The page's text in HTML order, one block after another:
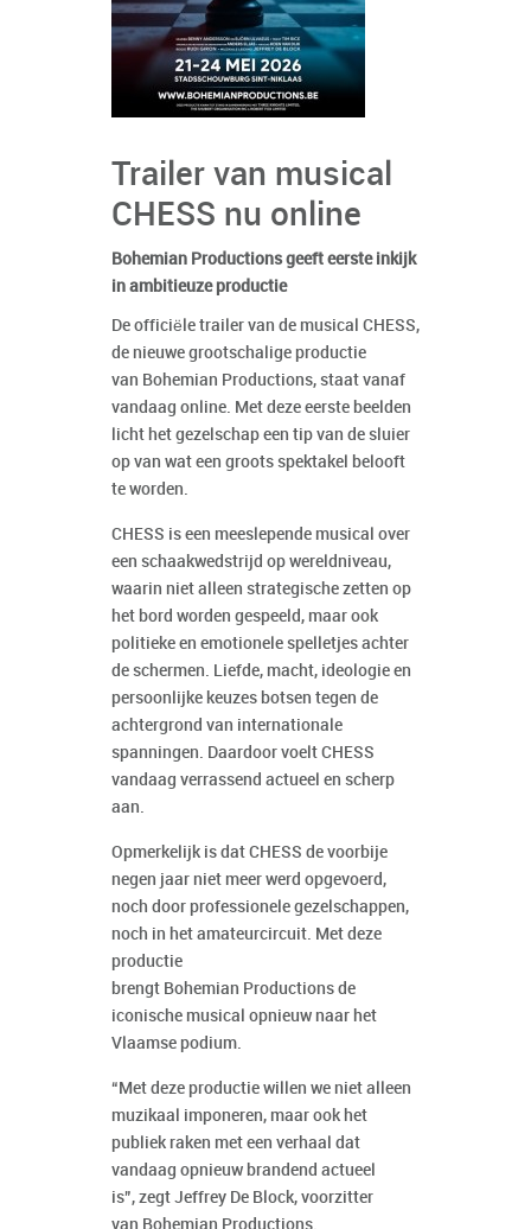
Trailer van musical
CHESS nu online
Bohemian Productions geeft eerste inkijk
in ambitieuze productie
De officiële trailer van de musical CHESS,
de nieuwe grootschalige productie
van Bohemian Productions, staat vanaf
vandaag online. Met deze eerste beelden
licht het gezelschap een tip van de sluier
op van wat een groots spektakel belooft
te worden.
CHESS is een meeslepende musical over
een schaakwedstrijd op wereldniveau,
waarin niet alleen strategische zetten op
het bord worden gespeeld, maar ook
politieke en emotionele spelletjes achter
de schermen. Liefde, macht, ideologie en
persoonlijke keuzes botsen tegen de
achtergrond van internationale
spanningen. Daardoor voelt CHESS
vandaag verrassend actueel en scherp
aan.
Opmerkelijk is dat CHESS de voorbije
negen jaar niet meer werd opgevoerd,
noch door professionele gezelschappen,
noch in het amateurcircuit. Met deze
productie
brengt Bohemian Productions de
iconische musical opnieuw naar het
Vlaamse podium.
“Met deze productie willen we niet alleen
muzikaal imponeren, maar ook het
publiek raken met een verhaal dat
vandaag opnieuw brandend actueel
is”, zegt Jeffrey De Block, voorzitter
van Bohemian Productions.